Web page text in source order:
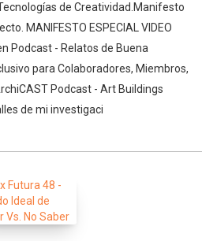
de Creatividad.Manifesto
MANIFESTO ESPECIAL VIDEO
Podcast - Relatos de Buena
para Colaboradores, Miembros,
Podcast - Art Buildings
de mi investigaci